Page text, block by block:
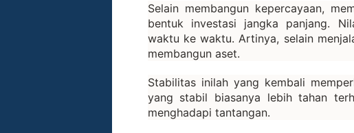
Selain membangun kepercayaan,
bentuk investasi jangka panjang.
waktu ke waktu. Artinya, selain
membangun aset.
Stabilitas inilah yang kembali
yang stabil biasanya lebih tahan
menghadapi tantangan.